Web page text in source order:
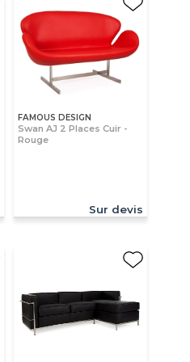
FAMOUS DESIGN
Swan AJ 2 Places Cuir -
Rouge
Sur devis